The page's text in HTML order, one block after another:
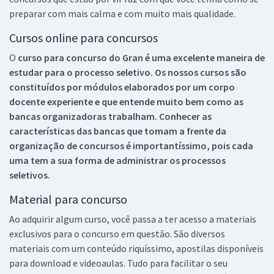
preparar com mais calma e com muito mais qualidade.
Cursos online para concursos
O curso para concurso do Gran é uma excelente maneira de
estudar para o processo seletivo. Os nossos cursos são
constituídos por módulos elaborados por um corpo
docente experiente e que entende muito bem como as
bancas organizadoras trabalham. Conhecer as
características das bancas que tomam a frente da
organização de concursos é importantíssimo, pois cada
uma tem a sua forma de administrar os processos
seletivos.
Material para concurso
Ao adquirir algum curso, você passa a ter acesso a materiais
exclusivos para o concurso em questão. São diversos
materiais com um conteúdo riquíssimo, apostilas disponíveis
para download e videoaulas. Tudo para facilitar o seu